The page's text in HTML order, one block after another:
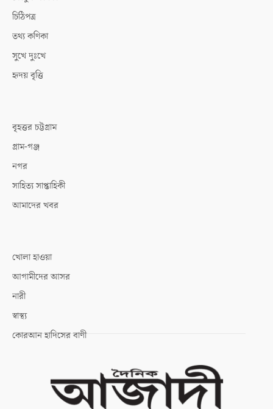
চিঠিপত্র
তথ্য কণিকা
সুখে দুঃখে
হৃদয় বৃত্তি
বৃহত্তর চট্টগ্রাম
গ্রাম-গঞ্জ
নগর
সাহিত্য সাপ্তাহিকী
আমাদের খবর
খোলা হাওয়া
আগামীদের আসর
নারী
স্বাস্থ্য
কোরআন হাদিসের বাণী